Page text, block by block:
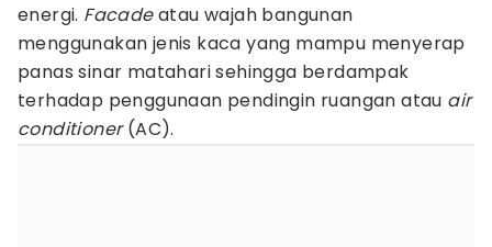
energi. Facadeatau wajah bangunan
menggunakan jenis kaca yang mampu menyerap
panas sinar matahari sehingga berdampak
terhadap penggunaan pendingin ruangan atau air
conditioner(AC).